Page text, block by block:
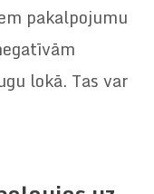
pakalpojumu
lokā. Tas var